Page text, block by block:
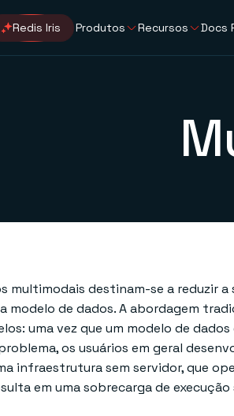
Redis Iris Produtos Recursos Docs
multimodais destinam-se a reduzir
modelo de dados. A abordagem
uma vez que um modelo de
os usuários em geral
infraestrutura sem servidor, que
em uma sobrecarga de